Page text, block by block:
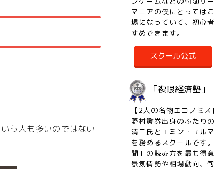
う人も多いのではない
マニアの僕にとっては
場になっていて、初心
すめできます。
スクール公式
「複眼経済塾」
【2人の名物エコノミ
野村證券出身のふたり
清二氏とエミン・ユル
を務めるスクールです
聞」の読み方を最も得
景気情勢や相場動向、